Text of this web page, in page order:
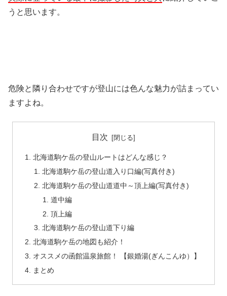
うと思います。
危険と隣り合わせですが登山には色んな魅力が詰まってい
ますよね。
目次
北海道駒ケ岳の登山ルートはどんな感じ？
北海道駒ケ岳の登山道入り口編(写真付き)
北海道駒ケ岳の登山道道中～頂上編(写真付き)
道中編
頂上編
北海道駒ケ岳の登山道下り編
北海道駒ケ岳の地図も紹介！
オススメの函館温泉旅館！ 【銀婚湯(ぎんこんゆ）】
まとめ